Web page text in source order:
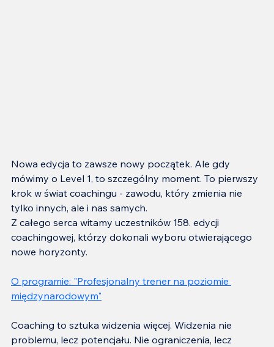
Nowa edycja to zawsze nowy początek. Ale gdy
mówimy o Level 1, to szczególny moment. To pierwszy
krok w świat coachingu - zawodu, który zmienia nie
tylko innych, ale i nas samych.
Z całego serca witamy uczestników 158. edycji
coachingowej, którzy dokonali wyboru otwierającego
nowe horyzonty.
O programie: "Profesjonalny trener na poziomie
międzynarodowym"
Coaching to sztuka widzenia więcej. Widzenia nie
problemu, lecz potencjału. Nie ograniczenia, lecz